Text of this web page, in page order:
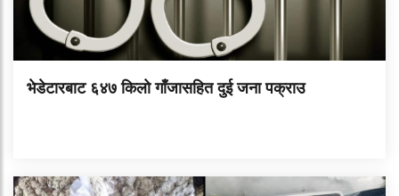
भेडेटारबाट ६४७ किलो गाँजासहित दुई जना पक्राउ